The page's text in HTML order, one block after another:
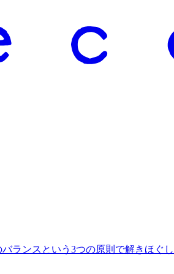
ランスという3つの原則で解きほぐ